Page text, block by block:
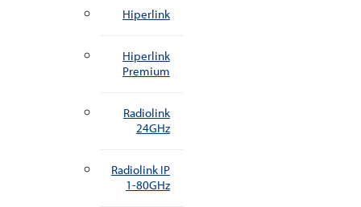
Hiperlink
Hiperlink
Premium
Radiolink
24GHz
Radiolink IP
1-80GHz